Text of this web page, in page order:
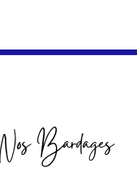
Nos Bardages